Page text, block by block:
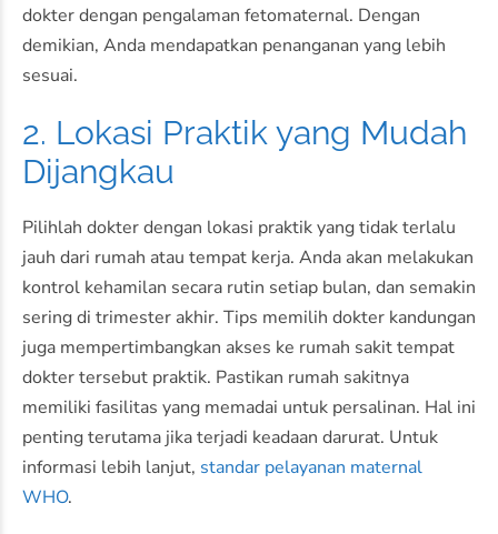
dokter dengan pengalaman fetomaternal. Dengan
demikian, Anda mendapatkan penanganan yang lebih
sesuai.
2. Lokasi Praktik yang Mudah
Dijangkau
Pilihlah dokter dengan lokasi praktik yang tidak terlalu
jauh dari rumah atau tempat kerja. Anda akan melakukan
kontrol kehamilan secara rutin setiap bulan, dan semakin
sering di trimester akhir. Tips memilih dokter kandungan
juga mempertimbangkan akses ke rumah sakit tempat
dokter tersebut praktik. Pastikan rumah sakitnya
memiliki fasilitas yang memadai untuk persalinan. Hal ini
penting terutama jika terjadi keadaan darurat. Untuk
informasi lebih lanjut, standar pelayanan maternal
WHO.